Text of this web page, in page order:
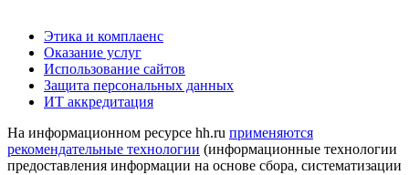
Этика и комплаенс
Оказание услуг
Использование сайтов
Защита персональных данных
ИТ аккредитация
На информационном ресурсе hh.ru применяются
рекомендательные технологии (информационные технологии
предоставления информации на основе сбора, систематизации